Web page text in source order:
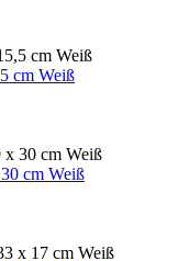
cm Weiß
cm Weiß